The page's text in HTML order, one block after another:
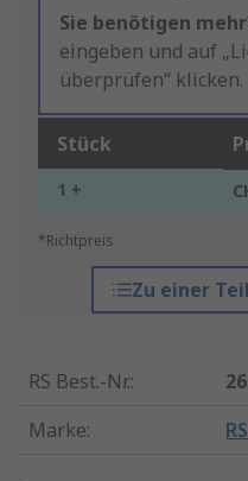
Sie benötigen
eingeben und auf
überprüfen“ klicken.
Stück
1 +
*Richtpreis
Zu einer
RS Best.-Nr.:
Marke: